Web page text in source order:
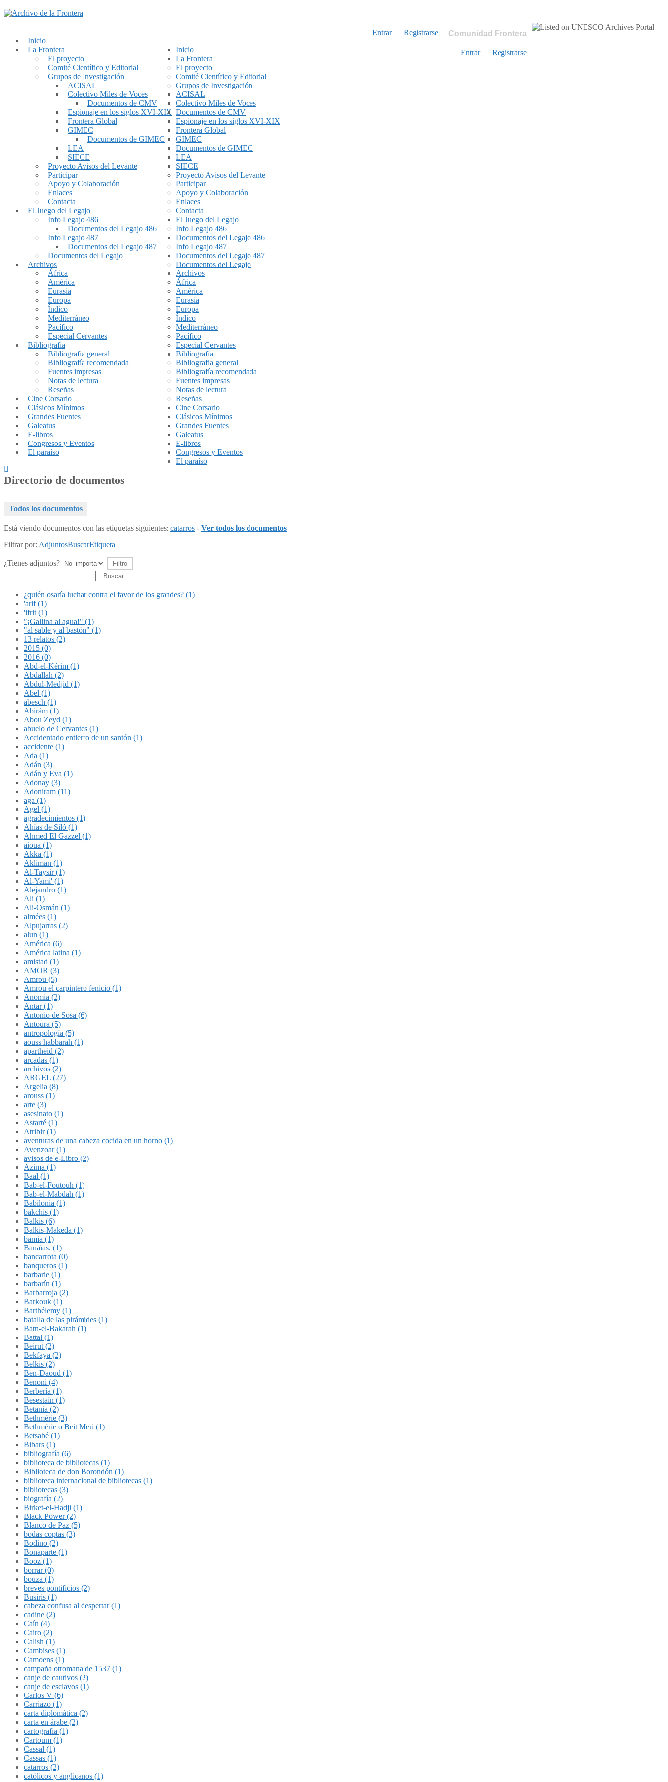
Comunidad Frontera
Entrar Registrarse
Inicio
La Frontera
El proyecto
Comité Científico y Editorial
Grupos de Investigación
ACISAL
Colectivo Miles de Voces
Documentos de CMV
Espionaje en los siglos XVI-XIX
Frontera Global
GIMEC
Documentos de GIMEC
LEA
SIECE
Proyecto Avisos del Levante
Participar
Apoyo y Colaboración
Enlaces
Contacta
El Juego del Legajo
Info Legajo 486
Documentos del Legajo 486
Info Legajo 487
Documentos del Legajo 487
Documentos del Legajo
Archivos
África
América
Eurasia
Europa
Índico
Mediterráneo
Pacífico
Especial Cervantes
Bibliografia
Bibliografia general
Bibliografía recomendada
Fuentes impresas
Notas de lectura
Reseñas
Cine Corsario
Clásicos Mínimos
Grandes Fuentes
Galeatus
E-libros
Congresos y Eventos
El paraíso
Entrar
Registrarse
Inicio
La Frontera
El proyecto
Comité Científico y Editorial
Grupos de Investigación
ACISAL
Colectivo Miles de Voces
Documentos de CMV
Espionaje en los siglos XVI-XIX
Frontera Global
GIMEC
Documentos de GIMEC
LEA
SIECE
Proyecto Avisos del Levante
Participar
Apoyo y Colaboración
Enlaces
Contacta
El Juego del Legajo
Info Legajo 486
Documentos del Legajo 486
Info Legajo 487
Documentos del Legajo 487
Documentos del Legajo
Archivos
África
América
Eurasia
Europa
Índico
Mediterráneo
Pacífico
Especial Cervantes
Bibliografia
Bibliografia general
Bibliografía recomendada
Fuentes impresas
Notas de lectura
Reseñas
Cine Corsario
Clásicos Mínimos
Grandes Fuentes
Galeatus
E-libros
Congresos y Eventos
El paraíso
Directorio de documentos
Todos los documentos
Está viendo documentos con las etiquetas siguientes: catarros - Ver todos los documentos
Filtrar por: AdjuntosBuscarEtiqueta
¿Tienes adjuntos?
Buscar
¿quién osaría luchar contra el favor de los grandes? (1)
'arif (1)
'ifrit (1)
"¡Gallina al agua!" (1)
"al sable y al bastón" (1)
13 relatos (2)
2015 (0)
2016 (0)
Abd-el-Kérim (1)
Abdallah (2)
Abdul-Medjid (1)
Abel (1)
abesch (1)
Abirám (1)
Abou Zeyd (1)
abuelo de Cervantes (1)
Accidentado entierro de un santón (1)
accidente (1)
Ada (1)
Adán (3)
Adán y Eva (1)
Adonay (3)
Adoniram (11)
aga (1)
Agel (1)
agradecimientos (1)
Ahías de Siló (1)
Ahmed El Gazzel (1)
aioua (1)
Akka (1)
Akliman (1)
Al-Taysir (1)
Al-Yami' (1)
Alejandro (1)
Ali (1)
Ali-Osmán (1)
almées (1)
Alpujarras (2)
alun (1)
América (6)
América latina (1)
amistad (1)
AMOR (3)
Amrou (5)
Amrou el carpintero fenicio (1)
Anomia (2)
Antar (1)
Antonio de Sosa (6)
Antoura (5)
antropología (5)
aouss habbarah (1)
apartheid (2)
arcadas (1)
archivos (2)
ARGEL (27)
Argelia (8)
arouss (1)
arte (3)
asesinato (1)
Astarté (1)
Atribir (1)
aventuras de una cabeza cocida en un horno (1)
Avenzoar (1)
avisos de e-Libro (2)
Azima (1)
Baal (1)
Bab-el-Foutouh (1)
Bab-el-Mabdah (1)
Babilonia (1)
bakchis (1)
Balkis (6)
Balkis-Makeda (1)
bamia (1)
Banaïas. (1)
bancarrota (0)
banqueros (1)
barbarie (1)
barbarín (1)
Barbarroja (2)
Barkouk (1)
Barthélemy (1)
batalla de las pirámides (1)
Batn-el-Bakarah (1)
Battal (1)
Beirut (2)
Bekfaya (2)
Belkis (2)
Ben-Daoud (1)
Benoni (4)
Berbería (1)
Besestaín (1)
Betania (2)
Bethmérie (3)
Bethmérie o Beit Meri (1)
Betsabé (1)
Bibars (1)
bibliografía (6)
biblioteca de bibliotecas (1)
Biblioteca de don Borondón (1)
biblioteca internacional de bibliotecas (1)
bibliotecas (3)
biografía (2)
Birket-el-Hadji (1)
Black Power (2)
Blanco de Paz (5)
bodas coptas (3)
Bodino (2)
Bonaparte (1)
Booz (1)
borrar (0)
bouza (1)
breves pontificios (2)
Busiris (1)
cabeza confusa al despertar (1)
cadine (2)
Caín (4)
Cairo (2)
Calish (1)
Cambises (1)
Camoens (1)
campaña otromana de 1537 (1)
canje de cautivos (2)
canje de esclavos (1)
Carlos V (6)
Carriazo (1)
carta diplomática (2)
carta en árabe (2)
cartografia (1)
Cartoum (1)
Cassal (1)
Cassas (1)
catarros (2)
católicos y anglicanos (1)